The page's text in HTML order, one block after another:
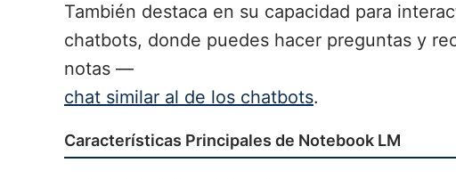
También destaca en su capacidad para
chatbots, donde puedes hacer preguntas y
notas —
chat similar al de los chatbots.
Características Principales de Notebook LM